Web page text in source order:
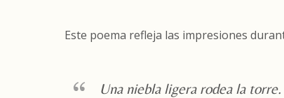
Este poema refleja las impresiones
Una niebla ligera rodea la torre.